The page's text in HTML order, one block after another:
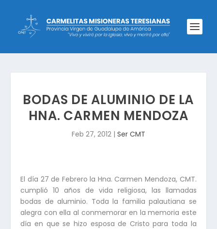
BODAS DE ALUMINIO DE LA
HNA. CARMEN MENDOZA
Feb 27, 2012 | Ser CMT
El día 27 de Febrero la Hna. Carmen Mendoza, CMT.
cumplió 10 años de vida religiosa, las llamadas
bodas de aluminio. Toda la familia palautiana se
alegra con ella al conmemorar en la memoria este
día en que se hizo esposa de Cristo para toda la